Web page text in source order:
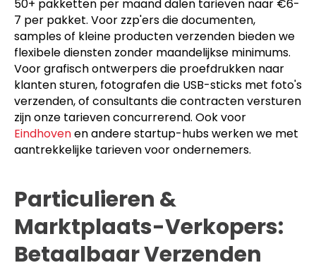
50+ pakketten per maand dalen tarieven naar €6-
7 per pakket. Voor zzp'ers die documenten,
samples of kleine producten verzenden bieden we
flexibele diensten zonder maandelijkse minimums.
Voor grafisch ontwerpers die proefdrukken naar
klanten sturen, fotografen die USB-sticks met foto's
verzenden, of consultants die contracten versturen
zijn onze tarieven concurrerend. Ook voor
Eindhovenen andere startup-hubs werken we met
aantrekkelijke tarieven voor ondernemers.
Particulieren &
Marktplaats-Verkopers:
Betaalbaar Verzenden